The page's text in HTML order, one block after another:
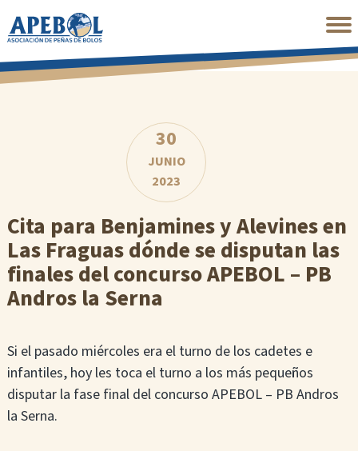
al
principal
30
JUNIO
2023
Cita para Benjamines y Alevines en
Las Fraguas dónde se disputan las
finales del concurso APEBOL – PB
Andros la Serna
Si el pasado miércoles era el turno de los cadetes e
infantiles, hoy les toca el turno a los más pequeños
disputar la fase final del concurso APEBOL – PB Andros
la Serna.